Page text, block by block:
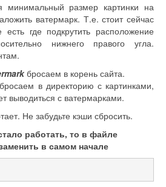
минимальный размер картинки на
ватермарк. Т.е. стоит сейчас
где подкрутить расположение
нижнего правого угла.
бросаем в корень сайта.
бросаем в директорию с картинками,
выводиться с ватермарками.
Не забудьте кэши сбросить.
работать, то в файле
в самом начале